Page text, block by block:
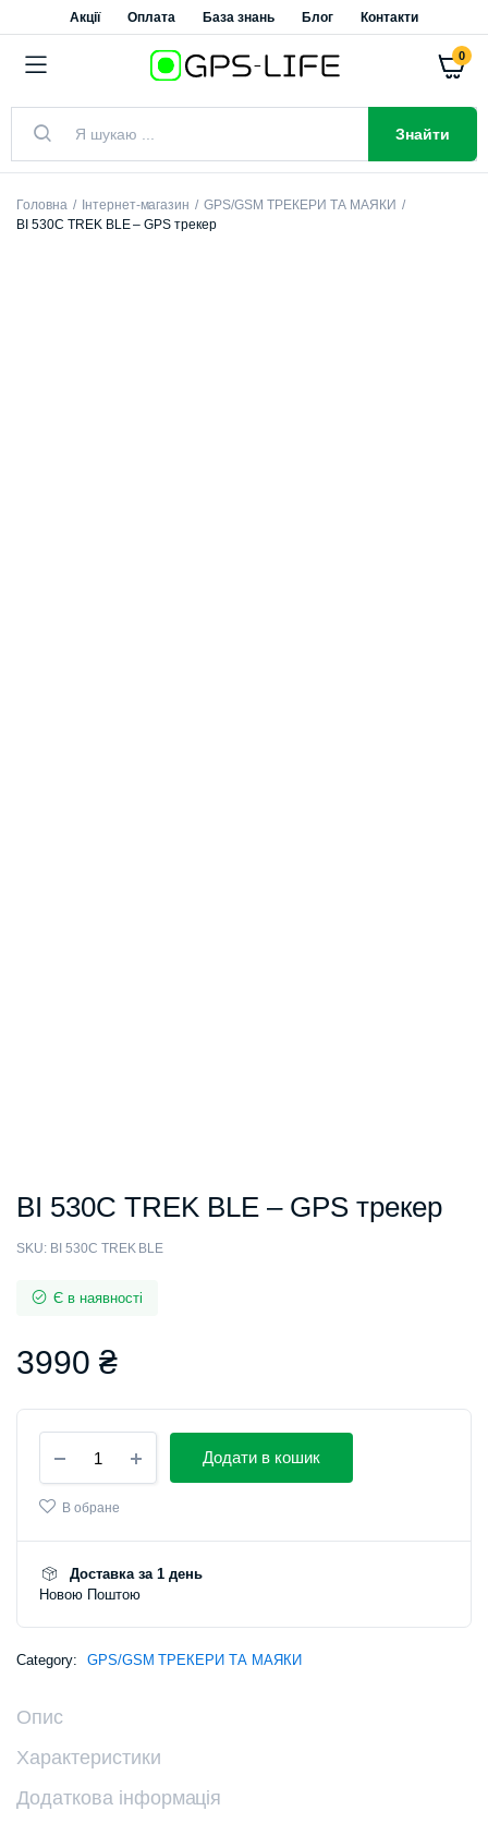
Акції Оплата База знань Блог Контакти
0
Знайти
Головна Інтернет-магазин
GPS/GSM ТРЕКЕРИ ТА МАЯКИ
BI 530C TREK BLE – GPS трекер
BI 530C TREK BLE – GPS трекер
SKU: BI 530C TREK BLE
Є в наявності
3990 ₴
Додати в кошик
В обране
Доставка за 1 день
Новою Поштою
Category: GPS/GSM ТРЕКЕРИ ТА МАЯКИ
Опис
Характеристики
Додаткова інформація